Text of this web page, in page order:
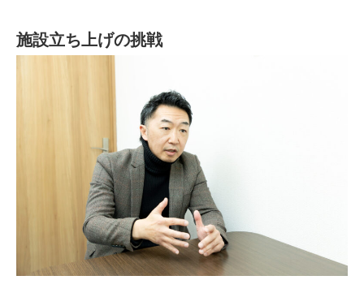
施設立ち上げの挑戦